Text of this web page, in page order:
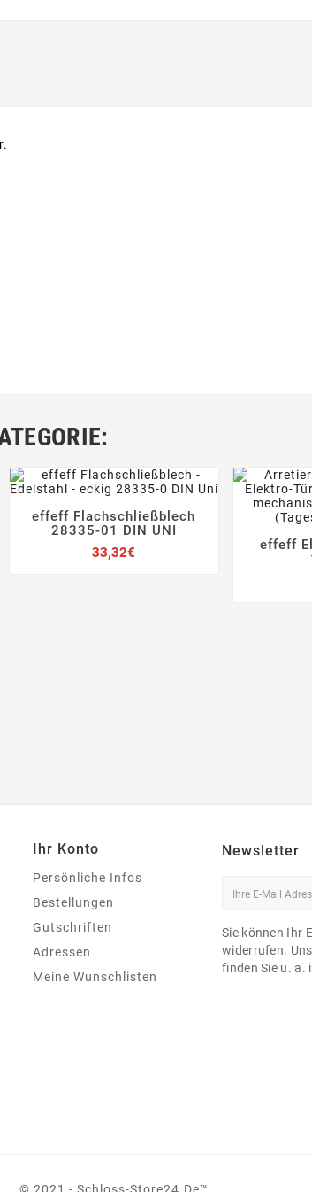
   
effeff Flachschließblech
28335-01 DIN UNI
33,32€
effeff
Ihr Konto
Persönliche Infos
Bestellungen
Gutschriften
Adressen
Meine Wunschlisten
Newsletter
Sie können Ihr
widerrufen.
finden Sie u. a.